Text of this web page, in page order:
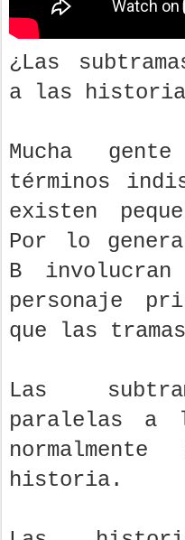
¿Las
a las
Mucha
términos
existen
Por lo
B
personaje
que las
Las
paralelas
historia.